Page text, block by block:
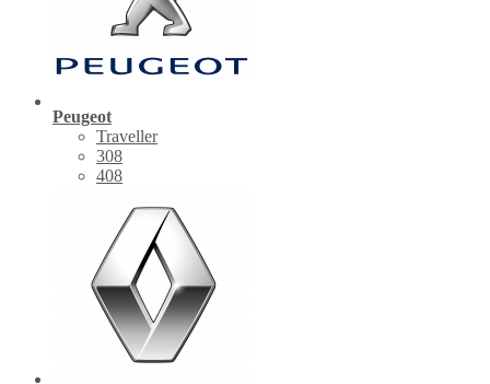
Peugeot
Traveller
308
408